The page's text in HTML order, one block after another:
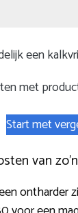
een
met
Start met
van
ontharder